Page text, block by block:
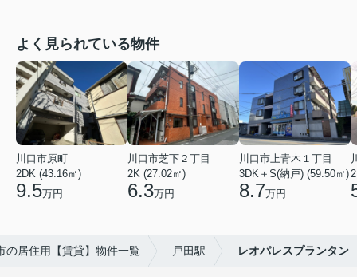
よく見られている物件
川口市原町
2DK (43.16㎡)
9.5万円
川口市芝下２丁目
2K (27.02㎡)
6.3万円
川口市上青木１丁目
3DK＋S(納戸) (59.50㎡)
8.7万円
の居住用【賃貸】物件一覧 戸田駅 レオパレスプランタン